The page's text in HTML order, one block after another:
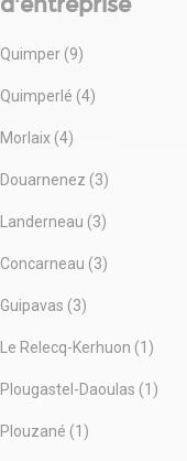
centre-ville.
Les informations sur les
technologiques,
disponibles sur le site
Quimper (9)
Quimperlé (4)
Morlaix (4)
Douarnenez (3)
Landerneau (3)
Concarneau (3)
Guipavas (3)
Le Relecq-Kerhuon (1)
Plougastel-Daoulas (1)
Plouzané (1)